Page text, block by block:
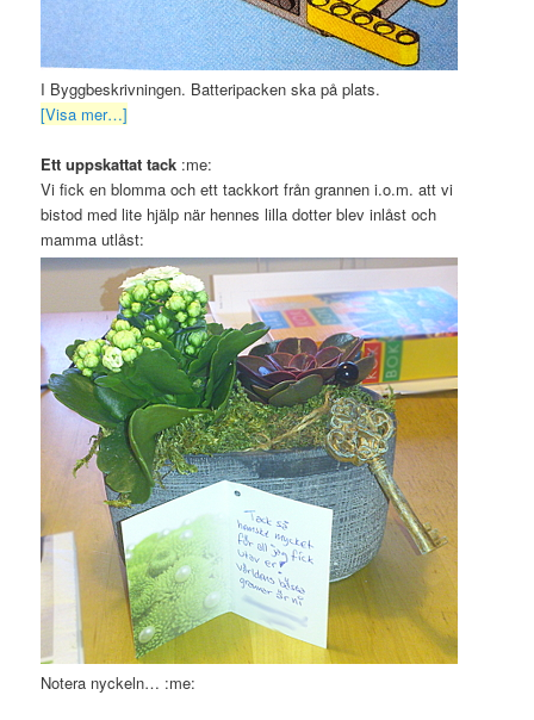
I Byggbeskrivningen. Batteripacken ska på plats.
[Visa mer…]
Ett uppskattat tack :me:
Vi fick en blomma och ett tackkort från grannen i.o.m. att vi
bistod med lite hjälp när hennes lilla dotter blev inlåst och
mamma utlåst:
Notera nyckeln… :me: